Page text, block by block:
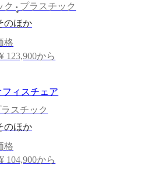
ク
•
プラスチック
のほか
格
¥ 123,900から
フィスチェア
スチック
のほか
格
¥ 104,900から